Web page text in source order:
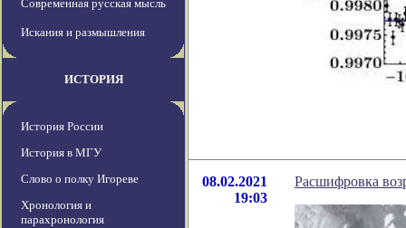
Современная русская мысль
Искания и размышления
ИСТОРИЯ
История России
История в МГУ
Слово о полку Игореве
Хронология и
парахронология
08.02.2021
19:03
Расшифровка